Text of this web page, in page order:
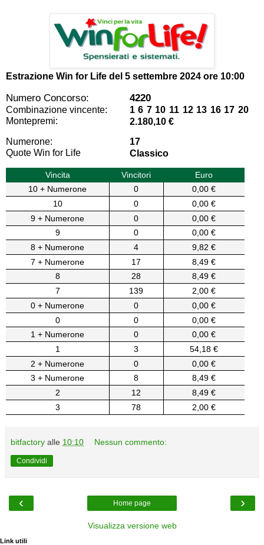
Estrazione Win for Life del 5 settembre 2024 ore 10:00
Numero Concorso: 4220
Combinazione vincente:
1 6 7 10 11 12 13 16 17 20
Montepremi:
2.180,10 €
Numerone:
17
Quote Win for Life
Classico
Vincita Vincitori
Euro
10 + Numerone
0
0,00 €
10
0
0,00 €
9 + Numerone
0
0,00 €
9
0
0,00 €
8 + Numerone
4
9,82 €
7 + Numerone
17
8,49 €
8
28
8,49 €
7
139
2,00 €
0 + Numerone
0
0,00 €
0
0
0,00 €
1 + Numerone
0
0,00 €
1
3
54,18 €
2 + Numerone
0
0,00 €
3 + Numerone
8
8,49 €
2
12
8,49 €
3
78 2,00 €
bitfactory alle 10:10 Nessun commento:
Condividi
‹ ›
Home page
Visualizza versione web
Link utili